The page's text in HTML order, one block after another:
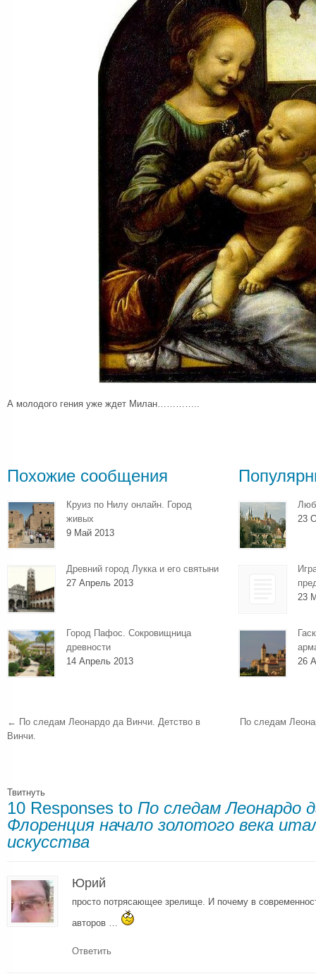
А молодого гения уже ждет Милан…………..
Похожие сообщения
Круиз по Нилу онлайн. Город
живых
9 Май 2013
Древний город Лукка и его святыни
27 Апрель 2013
Город Пафос. Сокровищница
древности
14 Апрель 2013
23
23
26
← По следам Леонардо да Винчи. Детство в
Винчи.
По следам
Твитнуть
10 Responses to По следам Леонардо
Флоренция начало золотого века
искусства
Юрий
просто потрясающее зрелище. И почему в
авторов …
Ответить